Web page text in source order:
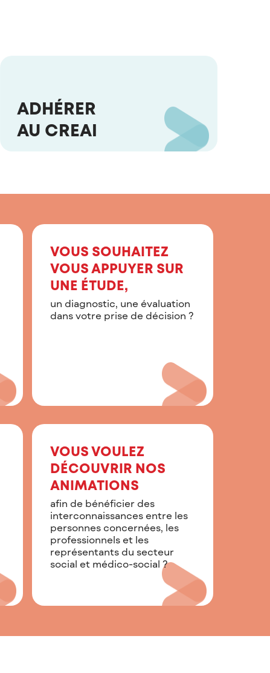
ADHÉRER
AU CREAI
VOUS SOUHAITEZ
VOUS APPUYER SUR
UNE ÉTUDE,
un diagnostic, une évaluation
dans votre prise de décision ?
VOUS VOULEZ
DÉCOUVRIR NOS
ANIMATIONS
afin de bénéficier des
interconnaissances entre les
personnes concernées, les
professionnels et les
représentants du secteur
social et médico-social ?